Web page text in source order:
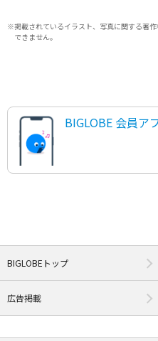
掲載されているイラスト、写真に関する著
できません。
BIGLOBE 会員ア
BIGLOBEトップ
広告掲載